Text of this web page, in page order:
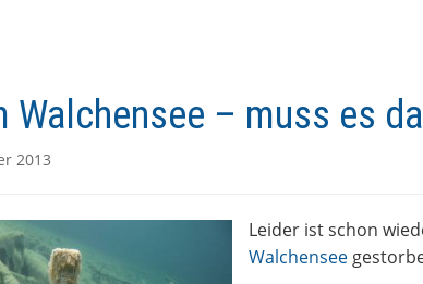
Walchensee – muss es
2013
Leider ist schon
Walchensee